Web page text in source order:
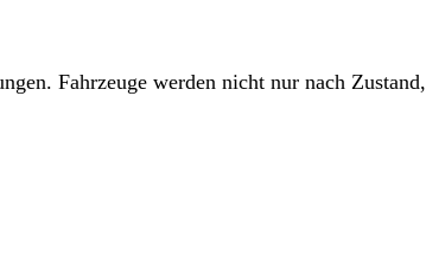
Fahrzeuge werden nicht nur nach Zustand,